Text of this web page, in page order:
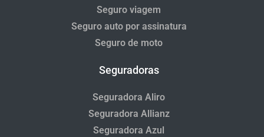
Seguro viagem
Seguro auto por assinatura
Seguro de moto
Seguradoras
Seguradora Aliro
Seguradora Allianz
Seguradora Azul